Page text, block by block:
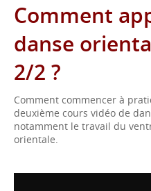
Comment
danse
2/2 ?
Comment commencer à
deuxième cours vidéo de
notamment le travail du
orientale.